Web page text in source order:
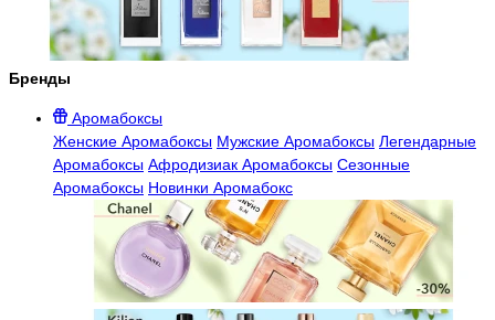
Бренды
Аромабоксы
Женские Аромабоксы Мужские Аромабоксы Легендарные
Аромабоксы Афродизиак Аромабоксы Сезонные
Аромабоксы Новинки Аромабокс